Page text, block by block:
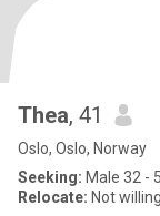
Thea, 41
Oslo, Oslo, Norway
Seeking: Male 32 -
Relocate: Not